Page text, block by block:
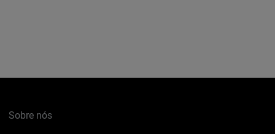
Sobre nós